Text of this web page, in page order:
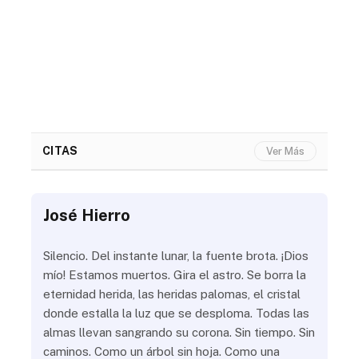
CITAS Ver Más
José Hierro
Silencio. Del instante lunar, la fuente brota. ¡Dios
mío! Estamos muertos. Gira el astro. Se borra la
eternidad herida, las heridas palomas, el cristal
donde estalla la luz que se desploma. Todas las
almas llevan sangrando su corona. Sin tiempo. Sin
caminos. Como un árbol sin hoja. Como una